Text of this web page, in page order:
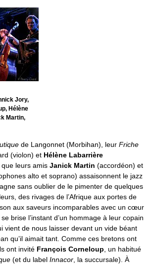
Jory,
Hélène
Martin,
de Langonnet (Morbihan), leur Friche
(violon) et Hélène Labarrière
leurs amis Janick Martin (accordéon) et
alto et soprano) assaisonnent le jazz
sans oublier de le pimenter de quelques
des rivages de l’Afrique aux portes de
aux saveurs incomparables avec un cœur
brise l’instant d’un hommage à leur copain
vient de nous laisser devant un vide béant
qu’il aimait tant. Comme ces bretons ont
ont invité François Corneloup , un habitué
(et du label Innacor , la succursale). À